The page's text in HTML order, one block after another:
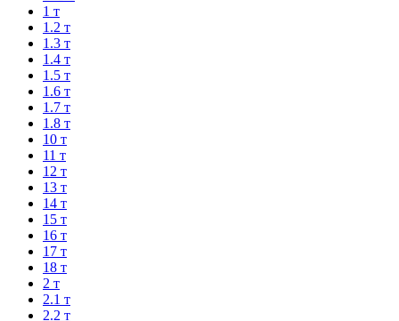
1 т
1.2 т
1.3 т
1.4 т
1.5 т
1.6 т
1.7 т
1.8 т
10 т
11 т
12 т
13 т
14 т
15 т
16 т
17 т
18 т
2 т
2.1 т
2.2 т